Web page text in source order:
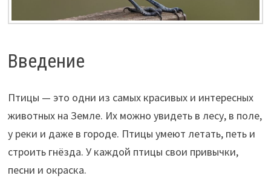
Введение
Птицы — это одни из самых красивых и интересных
животных на Земле. Их можно увидеть в лесу, в поле,
у реки и даже в городе. Птицы умеют летать, петь и
строить гнёзда. У каждой птицы свои привычки,
песни и окраска.